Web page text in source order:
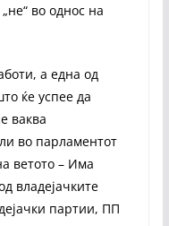
во однос на
а една од
ќе успее да
ваква
во парламентот
ветото – Има
владејачките
партии, ПП